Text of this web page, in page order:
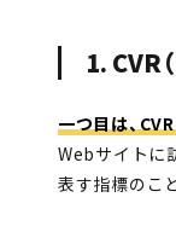
1. CVR
一つ目は、
Webサイトに
表す指標のこと